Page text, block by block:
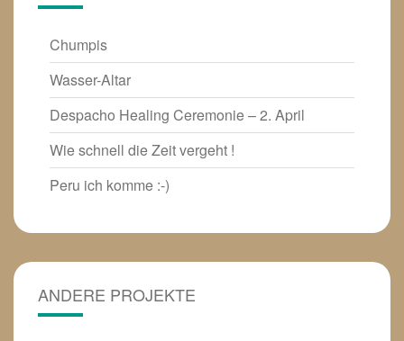
Chumpis
Wasser-Altar
Despacho Healing Ceremonie – 2. April
Wie schnell die Zeit vergeht !
Peru ich komme :-)
ANDERE PROJEKTE